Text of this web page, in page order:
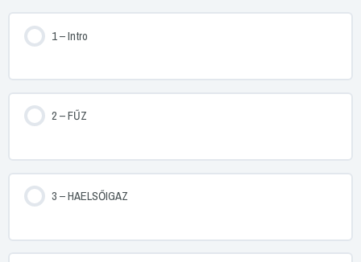
1 – Intro
2 – FŰZ
3 – HAELSŐIGAZ